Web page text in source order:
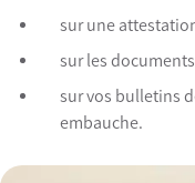
sur une
sur les
sur vos bulletins
embauche.